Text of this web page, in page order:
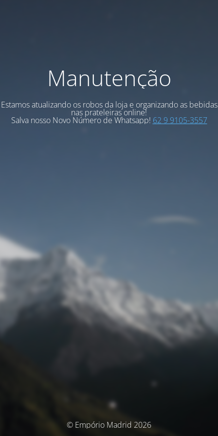
Manutenção
Estamos atualizando os robos da loja e organizando as bebidas
nas prateleiras online!
Salva nosso Novo Número de Whatsapp! 62 9 9105-3557
© Empório Madrid 2026